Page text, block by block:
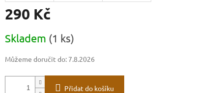
290 Kč
cena:
Skladem (1 ks)
Můžeme doručit do: 7.8.2026
Přidat do košíku